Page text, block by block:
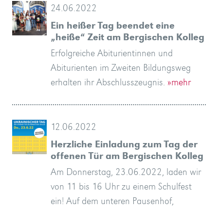
24.06.2022
Ein heißer Tag beendet eine
„heiße“ Zeit am Bergischen Kolleg
Erfolgreiche Abiturientinnen und
Abiturienten im Zweiten Bildungsweg
erhalten ihr Abschlusszeugnis. »mehr
12.06.2022
Herzliche Einladung zum Tag der
offenen Tür am Bergischen Kolleg
Am Donnerstag, 23.06.2022, laden wir
von 11 bis 16 Uhr zu einem Schulfest
ein! Auf dem unteren Pausenhof,